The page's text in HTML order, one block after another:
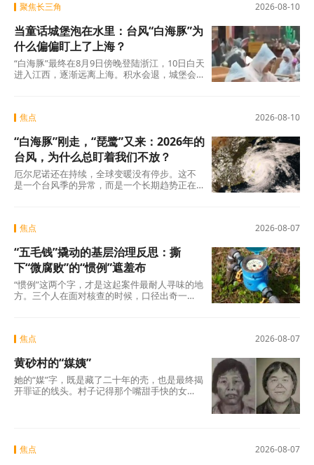
除，也无确凿证据证实。8月9日那则看似正常
脚：官方越是试图用文字证明“一切正常”，外界
就越能从那片空白影像中，读出无法掩饰的异
常。 这个看不见的领袖，正成为伊朗当前最不
稳定、也最无法回避的政治变量。
2026-08-10
聚焦长三角
当童话城堡泡在水里：台风“白海豚”为
什么偏偏盯上了上海？
“白海豚”最终在8月9日傍晚登陆浙江，10日白天
进入江西，逐渐远离上海。积水会退，城堡会
色预警，一座超大城市在台风外围环流下近乎
的压力测试。
2026-08-10
焦点
“白海豚”刚走，“琵鹭”又来：2026年的
台风，为什么总盯着我们不放？
厄尔尼诺还在持续，全球变暖没有停步。这不
是一个台风季的异常，而是一个长期趋势正在
个是谁，什么时候来，往哪走，这些都还不确
尔来一次”的台风，而是一个更加活跃、更加凶
猛、影响更加深远的新常态。
2026-08-07
焦点
“五毛钱”撬动的基层治理反思：撕
下“微腐败”的“惯例”遮羞布
“惯例”这两个字，才是这起案件最耐人寻味的地
方。三个人在面对核查的时候，口径出奇一
议事程序、没有政策依据，仅凭几个人私下商
自欺欺人的“潜规则”。三人分工明确——每人负
责两根水管，各自收费、各自截留、余款入账
——分明是精心设计的利益勾兑，哪里有什
么“历来如此”的“惯例”?
2026-08-07
焦点
黄砂村的“媒姨”
她的“媒”字，既是藏了二十年的壳，也是最终揭
开罪证的线头。村子记得那个嘴甜手快的女
年。
2026-08-07
焦点